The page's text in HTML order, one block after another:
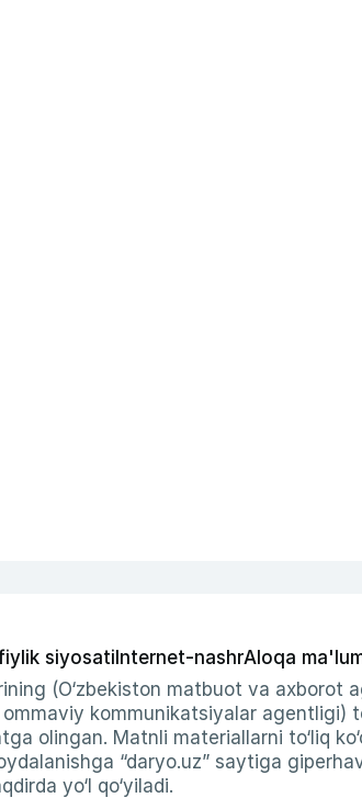
siyosati Internet-nashrAloqa
(O‘zbekiston matbuot va axborot
kommunikatsiyalar agentligi)
olingan. Matnli materiallarni to‘liq
“daryo.uz” saytiga
yo‘l qo‘yiladi.